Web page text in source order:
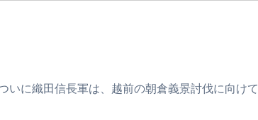
いに織田信長軍は、越前の朝倉義景討伐に向けて